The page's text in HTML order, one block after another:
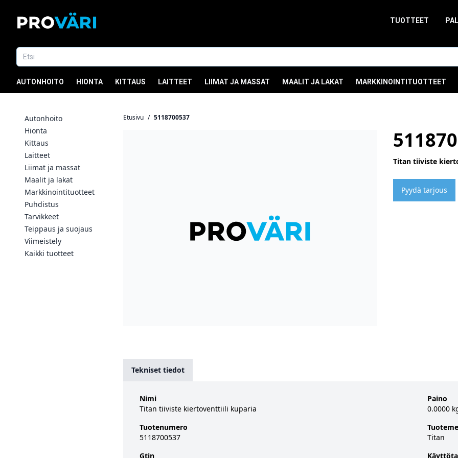
TUOTTEET
AUTONHOITO HIONTA KITTAUS LAITTEET LIIMAT JA MASSAT MAALIT JA LAKAT MARKKINOINTITUOTTEET
Autonhoito
Hionta
Kittaus
Laitteet
Liimat ja massat
Maalit ja lakat
Markkinointituotteet
Puhdistus
Tarvikkeet
Teippaus ja suojaus
Viimeistely
Kaikki tuotteet
Etusivu / 5118700537
Titan tiiviste
Pyydä tarjous
Tekniset tiedot
Nimi
Titan tiiviste kiertoventtiili kuparia
Tuotenumero
5118700537
Gtin
Paino
0.0000
Titan